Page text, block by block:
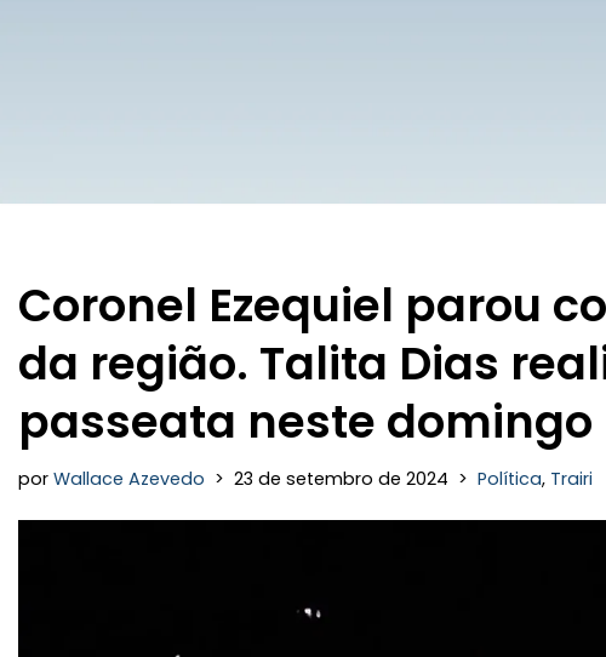
Coronel Ezequiel parou
da região. Talita Dias
passeata neste domingo
por Wallace Azevedo 23 de setembro de 2024 Política, Trairi